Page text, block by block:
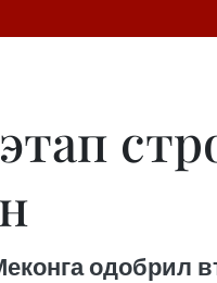
одобрил